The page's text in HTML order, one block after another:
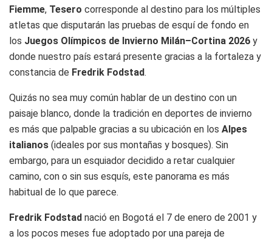
Fiemme, Tesero corresponde al destino para los múltiples
atletas que disputarán las pruebas de esquí de fondo en
los Juegos Olímpicos de Invierno Milán–Cortina 2026 y
donde nuestro país estará presente gracias a la fortaleza y
constancia de Fredrik Fodstad.
Quizás no sea muy común hablar de un destino con un
paisaje blanco, donde la tradición en deportes de invierno
es más que palpable gracias a su ubicación en los Alpes
italianos (ideales por sus montañas y bosques). Sin
embargo, para un esquiador decidido a retar cualquier
camino, con o sin sus esquís, este panorama es más
habitual de lo que parece.
Fredrik Fodstad nació en Bogotá el 7 de enero de 2001 y
a los pocos meses fue adoptado por una pareja de